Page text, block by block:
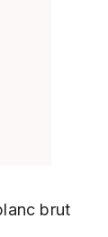
brut